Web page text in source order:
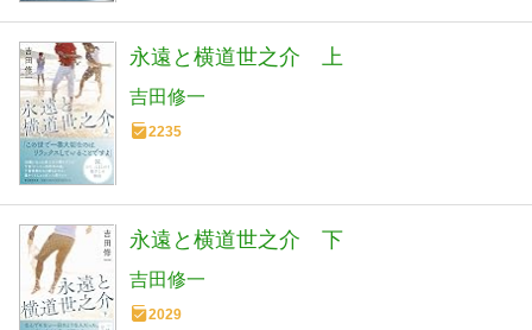
永遠と横道世之介 上
吉田修一
2235
永遠と横道世之介 下
吉田修一
2029